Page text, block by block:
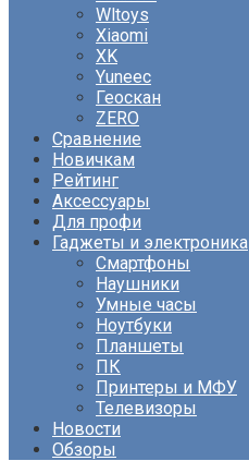
Wltoys
Xiaomi
XK
Yuneec
Геоскан
ZERO
Сравнение
Новичкам
Рейтинг
Аксессуары
Для профи
Гаджеты и электроника
Смартфоны
Наушники
Умные часы
Ноутбуки
Планшеты
ПК
Принтеры и МФУ
Телевизоры
Новости
Обзоры